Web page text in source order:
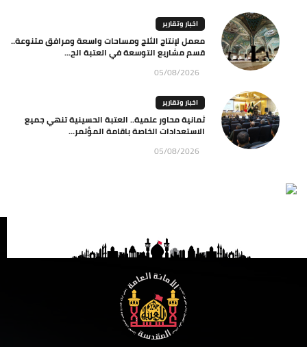
اخبار وتقارير
معمل لإنتاج الثلج ومساحات واسعة ومرافق متنوعة..
قسم مشاريع التوسعة في العتبة الح...
05/08/2026
اخبار وتقارير
ثمانية محاور علمية.. العتبة الحسينية تنهي جميع
الاستعدادات الخاصة باقامة المؤتمر...
05/08/2026